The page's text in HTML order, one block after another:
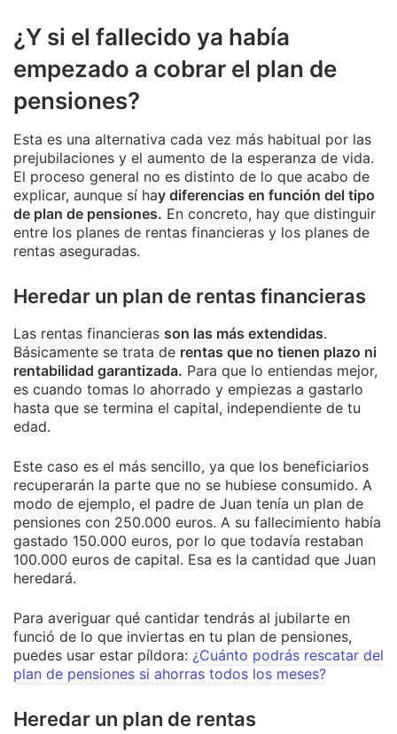
¿Y si el fallecido ya había
empezado a cobrar el plan de
pensiones?
Esta es una alternativa cada vez más habitual por las
prejubilaciones y el aumento de la esperanza de vida.
El proceso general no es distinto de lo que acabo de
explicar, aunque sí hay diferencias en función del tipo
de plan de pensiones. En concreto, hay que distinguir
entre los planes de rentas financieras y los planes de
rentas aseguradas.
Heredar un plan de rentas financieras
Las rentas financieras son las más extendidas.
Básicamente se trata de rentas que no tienen plazo ni
rentabilidad garantizada. Para que lo entiendas mejor,
es cuando tomas lo ahorrado y empiezas a gastarlo
hasta que se termina el capital, independiente de tu
edad.
Este caso es el más sencillo, ya que los beneficiarios
recuperarán la parte que no se hubiese consumido. A
modo de ejemplo, el padre de Juan tenía un plan de
pensiones con 250.000 euros. A su fallecimiento había
gastado 150.000 euros, por lo que todavía restaban
100.000 euros de capital. Esa es la cantidad que Juan
heredará.
Para averiguar qué cantidar tendrás al jubilarte en
funció de lo que inviertas en tu plan de pensiones,
puedes usar estar píldora: ¿Cuánto podrás rescatar del
plan de pensiones si ahorras todos los meses?
Heredar un plan de rentas